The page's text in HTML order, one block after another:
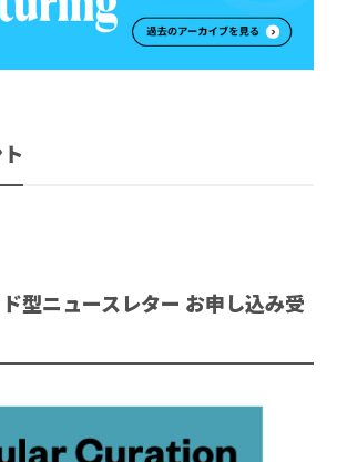
型ニュースレター お申し込み受